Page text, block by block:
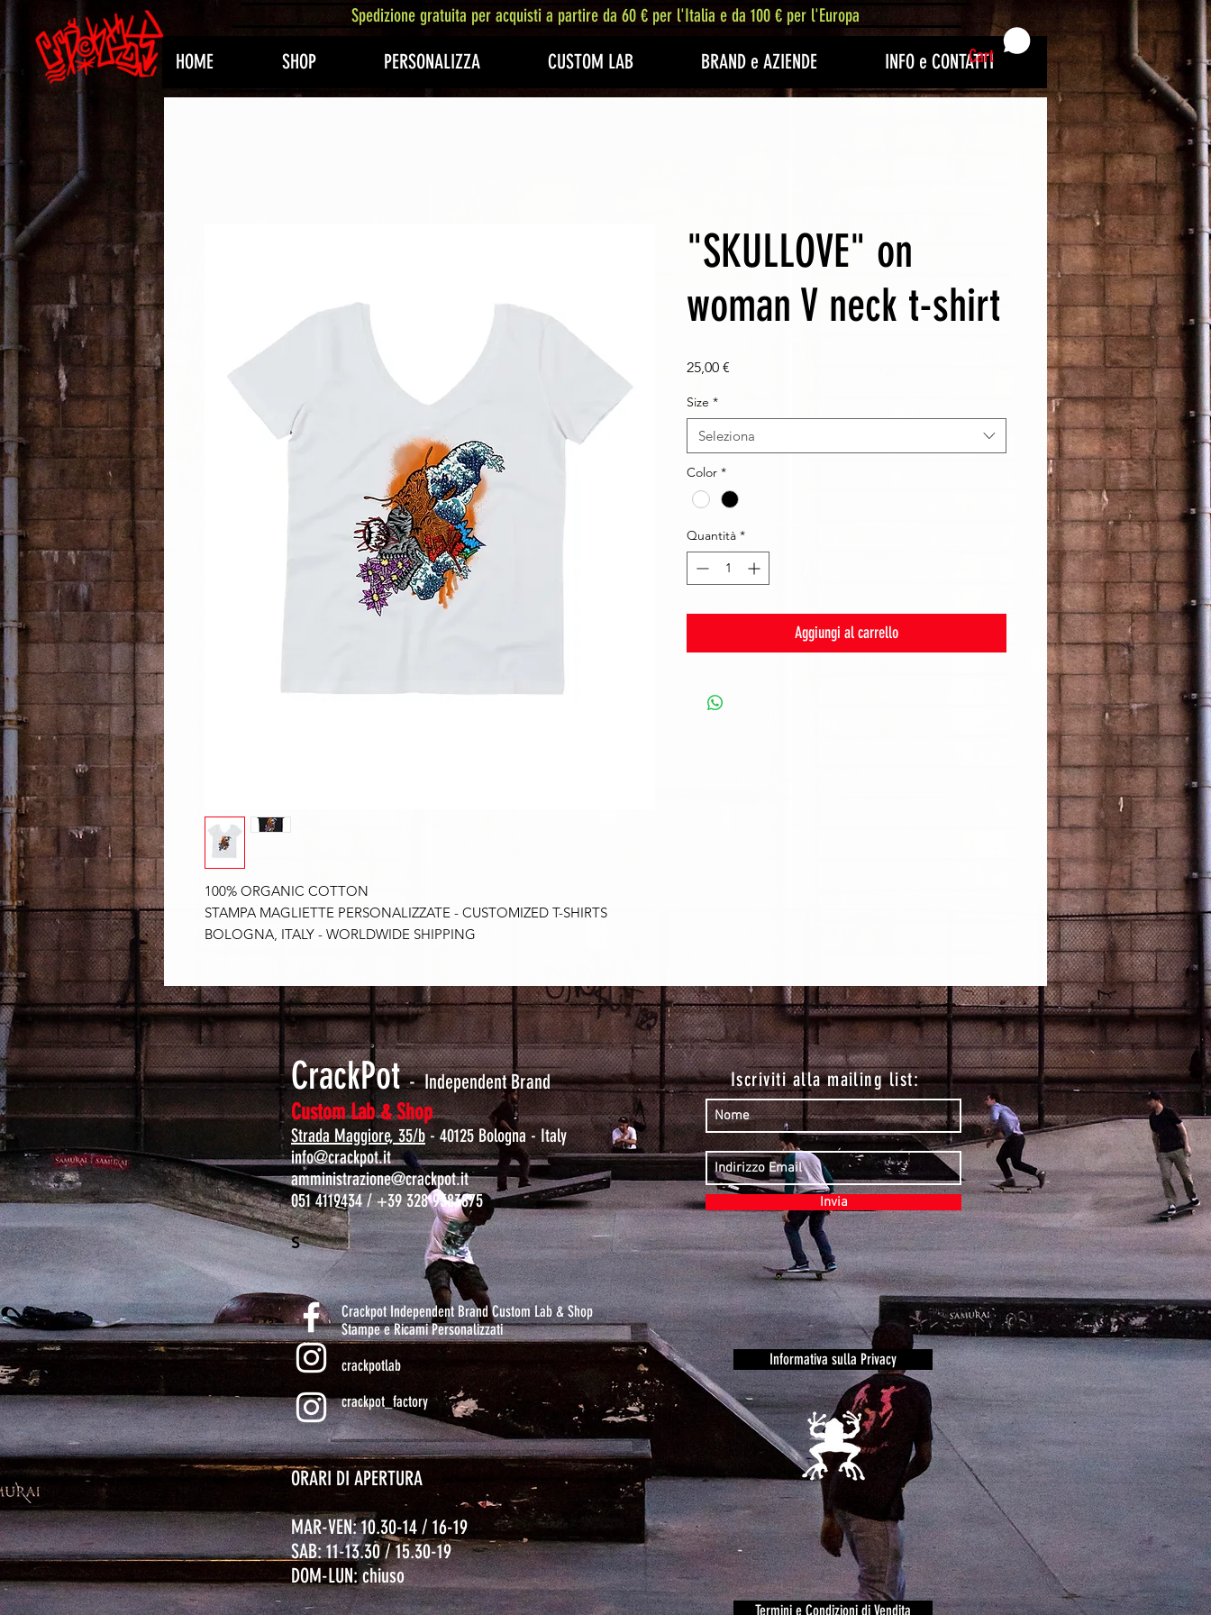
HOME SHOP PERSONALIZZA CUSTOM LAB BRAND e AZIENDE INFO e CONTATTI
Spedizione gratuita per acquisti a partire da 60 € per l'Italia e da 100 € per l'Europa
Cart
100% ORGANIC COTTON
STAMPA MAGLIETTE PERSONALIZZATE - CUSTOMIZED T-SHIRTS
BOLOGNA, ITALY - WORLDWIDE SHIPPING
"SKULLOVE" on
woman V neck t-shirt
25,00 €
Size *
Seleziona
Color *
Quantità *
Aggiungi al carrello
CrackPot- Independent Brand
Custom Lab & Shop
Strada Maggiore, 35/b- 40125 Bologna - Italy
info@crackpot.it
amministrazione@crackpot.it
051 4119434 / +39 328 9383875
S
Crackpot Independent Brand Custom Lab & Shop
Stampe e Ricami Personalizzati
crackpotlab
crackpot_factory
ORARI DI APERTURA
MAR-VEN: 10.30-14 / 16-19
SAB: 11-13.30 / 15.30-19
DOM-LUN: chiuso
Iscriviti alla mailing list:
Invia
Informativa sulla Privacy
Termini e Condizioni di Vendita